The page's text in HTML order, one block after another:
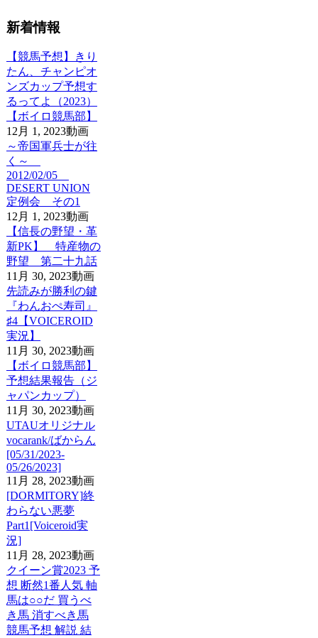
新着情報
【競馬予想】きり
たん、チャンピオ
ンズカップ予想す
るってよ（2023）
【ボイロ競馬部】
12月 1, 2023動画
～帝国軍兵士が往
く～
2012/02/05
DESERT UNION
定例会 その1
12月 1, 2023動画
【信長の野望・革
新PK】 特産物の
野望 第二十九話
11月 30, 2023動画
先読みが勝利の鍵
『わんおぺ寿司』
♯4【VOICEROID
実況】
11月 30, 2023動画
【ボイロ競馬部】
予想結果報告（ジ
ャパンカップ）
11月 30, 2023動画
UTAUオリジナル
vocarank/ばからん
[05/31/2023-
05/26/2023]
11月 28, 2023動画
[DORMITORY]終
わらない悪夢
Part1[Voiceroid実
況]
11月 28, 2023動画
クイーン賞2023 予
想 断然1番人気 軸
馬は○○だ 買うべ
き馬 消すべき馬
競馬予想 解説 結